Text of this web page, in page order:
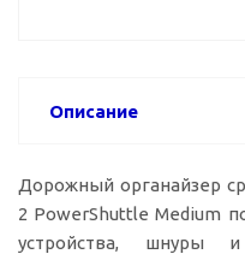
Описание
Дорожный органайзер
2 PowerShuttle Medium
устройства, шнуры